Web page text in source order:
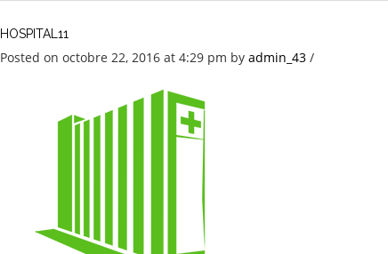
HOSPITAL11
Posted on octobre 22, 2016 at 4:29 pm by admin_43/